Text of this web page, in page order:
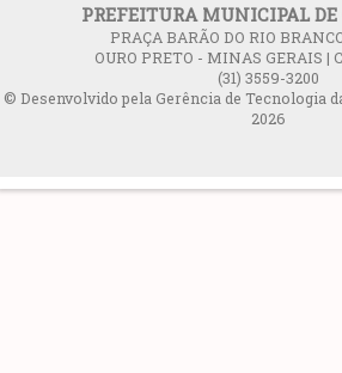
PREFEITURA MUNICIPAL DE
PRAÇA BARÃO DO RIO
OURO PRETO - MINAS GERAIS |
(31) 3559-3200
© Desenvolvido pela Gerência de Tecnologia
2026